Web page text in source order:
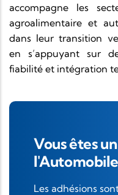
accompagne les
agroalimentaire et
dans leur transition
en s’appuyant sur
fiabilité et intégration
Vous êtes
Les adhésions